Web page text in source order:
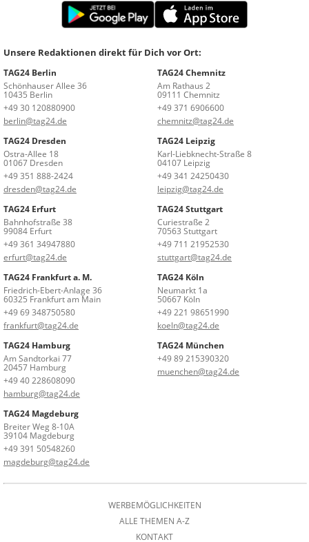
Unsere Redaktionen direkt für Dich vor Ort:
TAG24 Berlin
Schönhauser Allee 36
10435 Berlin
+49 30 120880900
berlin@tag24.de
TAG24 Chemnitz
Am Rathaus 2
09111 Chemnitz
+49 371 6906600
chemnitz@tag24.de
TAG24 Dresden
Ostra-Allee 18
01067 Dresden
+49 351 888-2424
dresden@tag24.de
TAG24 Leipzig
Karl-Liebknecht-Straße 8
04107 Leipzig
+49 341 24250430
leipzig@tag24.de
TAG24 Erfurt
Bahnhofstraße 38
99084 Erfurt
+49 361 34947880
erfurt@tag24.de
TAG24 Stuttgart
Curiestraße 2
70563 Stuttgart
+49 711 21952530
stuttgart@tag24.de
TAG24 Frankfurt a. M.
Friedrich-Ebert-Anlage 36
60325 Frankfurt am Main
+49 69 348750580
frankfurt@tag24.de
TAG24 Köln
Neumarkt 1a
50667 Köln
+49 221 98651990
koeln@tag24.de
TAG24 Hamburg
Am Sandtorkai 77
20457 Hamburg
+49 40 228608090
hamburg@tag24.de
TAG24 München
+49 89 215390320
muenchen@tag24.de
TAG24 Magdeburg
Breiter Weg 8-10A
39104 Magdeburg
+49 391 50548260
magdeburg@tag24.de
WERBEMÖGLICHKEITEN
ALLE THEMEN A-Z
KONTAKT